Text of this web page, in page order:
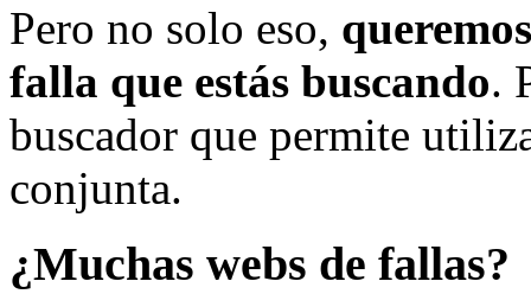
Pero no solo eso,
falla que estás buscando.
buscador que permite
conjunta.
¿Muchas webs de fallas?